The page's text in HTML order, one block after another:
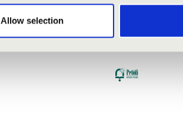
Allow selection